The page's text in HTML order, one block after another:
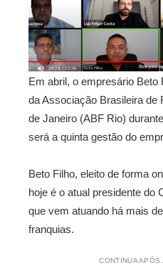
Em abril, o empresário
da Associação Brasileira de
de Janeiro (ABF Rio)
será a quinta gestão do
Beto Filho, eleito de forma
hoje é o atual presidente do
que vem atuando há mais
franquias.
CONTINUA APÓS